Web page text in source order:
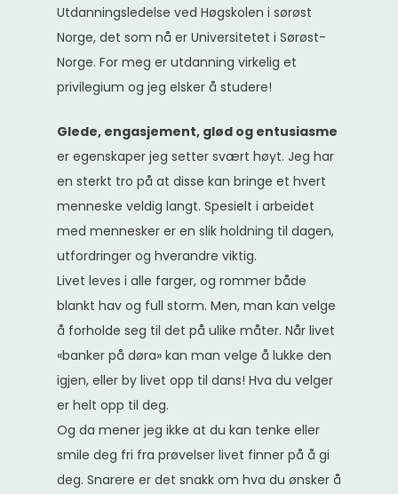
Utdanningsledelse ved Høgskolen i sørøst
Norge, det som nå er Universitetet i Sørøst-
Norge. For meg er utdanning virkelig et
privilegium og jeg elsker å studere!
Glede, engasjement, glød og entusiasme
er egenskaper jeg setter svært høyt. Jeg har
en sterkt tro på at disse kan bringe et hvert
menneske veldig langt. Spesielt i arbeidet
med mennesker er en slik holdning til dagen,
utfordringer og hverandre viktig.
Livet leves i alle farger, og rommer både
blankt hav og full storm. Men, man kan velge
å forholde seg til det på ulike måter. Når livet
«banker på døra» kan man velge å lukke den
igjen, eller by livet opp til dans! Hva du velger
er helt opp til deg.
Og da mener jeg ikke at du kan tenke eller
smile deg fri fra prøvelser livet finner på å gi
deg. Snarere er det snakk om hva du ønsker å